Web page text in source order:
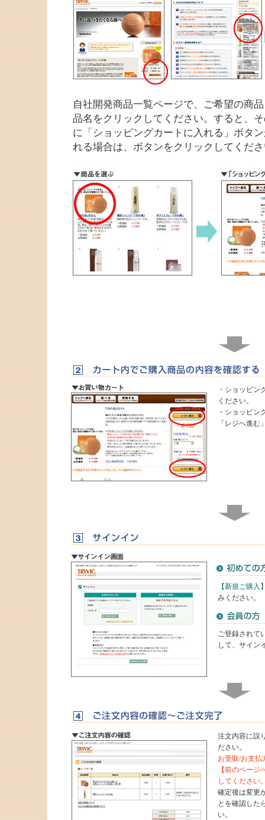
自社開発商品一覧ページで、ご希望の商
品名をクリックしてください。すると、
に「ショッピングカートに入れる」ボタ
れる場合は、ボタンをクリックしてくだ
・ショッピン
ください。
・ショッピン
「レジへ進
【新規ご購入
みください。
ご登録されて
して、サイン
注文内容に誤
ださい。
お受取/お支払
【前のペー
してください
確定後は変更
とを確認した
い。